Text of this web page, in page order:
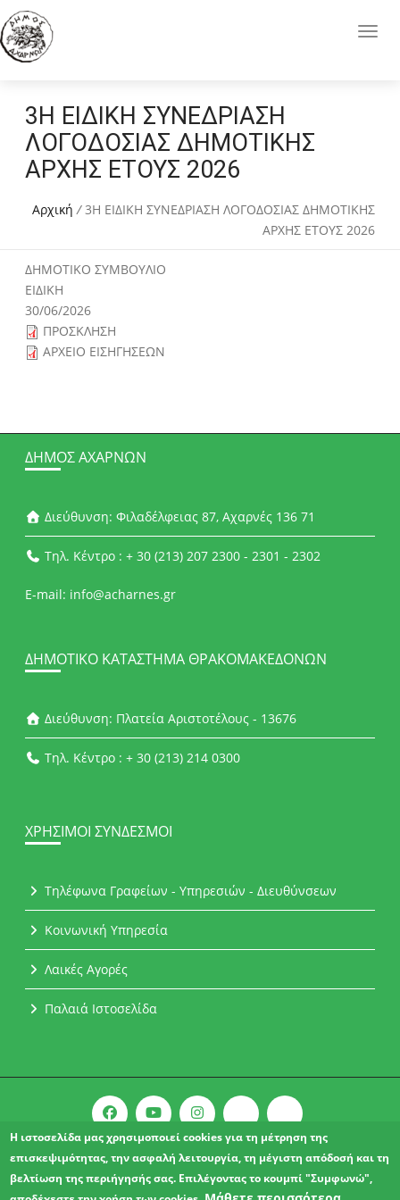
3Η ΕΙΔΙΚΗ ΣΥΝΕΔΡΙΑΣΗ
ΛΟΓΟΔΟΣΙΑΣ ΔΗΜΟΤΙΚΗΣ
ΑΡΧΗΣ ΕΤΟΥΣ 2026
Αρχική /3Η ΕΙΔΙΚΗ ΣΥΝΕΔΡΙΑΣΗ ΛΟΓΟΔΟΣΙΑΣ ΔΗΜΟΤΙΚΗΣ
ΑΡΧΗΣ ΕΤΟΥΣ 2026
ΔΗΜΟΤΙΚΟ ΣΥΜΒΟΥΛΙΟ
ΕΙΔΙΚΗ
30/06/2026
ΠΡΟΣΚΛΗΣΗ
ΑΡΧΕΙΟ ΕΙΣΗΓΗΣΕΩΝ
ΔΉΜΟΣ ΑΧΑΡΝΏΝ
Διεύθυνση: Φιλαδέλφειας 87, Αχαρνές 136 71
Τηλ. Κέντρο : + 30 (213) 207 2300 - 2301 - 2302
E-mail: info@acharnes.gr
ΔΗΜΟΤΙΚΌ ΚΑΤΆΣΤΗΜΑ ΘΡΑΚΟΜΑΚΕΔΌΝΩΝ
Διεύθυνση: Πλατεία Αριστοτέλους - 13676
Τηλ. Κέντρο : + 30 (213) 214 0300
ΧΡΉΣΙΜΟΙ ΣΎΝΔΕΣΜΟΙ
Τηλέφωνα Γραφείων - Υπηρεσιών - Διευθύνσεων
Κοινωνική Υπηρεσία
Λαικές Αγορές
Παλαιά Ιστοσελίδα
Copyright © 2021 l Δήμος Αχαρνών.
ΔΗΛΩΣΗ ΠΡΟΣΒΑΣΙΜΟΤΗΤΑΣ
Η ιστοσελίδα μας χρησιμοποιεί cookies για τη μέτρηση της
επισκεψιμότητας, την ασφαλή λειτουργία, τη μέγιστη απόδοσή και τη
βελτίωση της περιήγησής σας. Επιλέγοντας το κουμπί "Συμφωνώ",